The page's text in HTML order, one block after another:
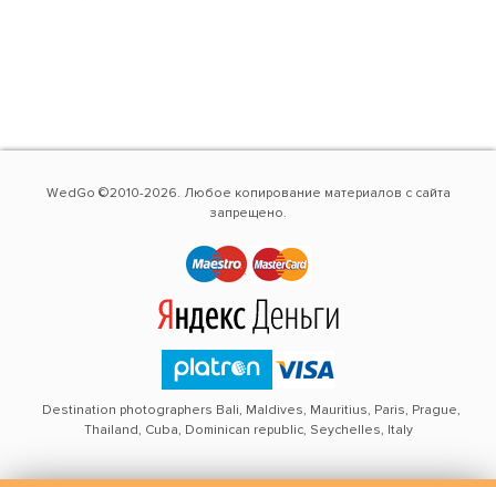
WedGo ©2010-2026. Любое копирование материалов с сайта
запрещено.
Destination photographers Bali, Maldives, Mauritius, Paris, Prague,
Thailand, Cuba, Dominican republic, Seychelles, Italy